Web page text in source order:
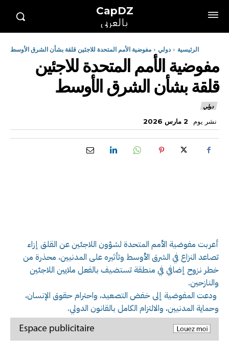
CapDZ
بالعربي
الرئيسية دولي مفوضية الأمم المتحدة للاجئين قلقة بشأن الشرق الأوسط
مفوضية الأمم المتحدة للاجئين
قلقة بشأن الشرق الأوسط
دولي
نشر يوم 2 مارس 2026
أعربت مفوضية الأمم المتحدة لشؤون اللاجئين عن القلق إزاء
تصاعد النزاع في الشرق الأوسط وتأثيره على المدنيين، محذرة من
خطر نزوح إضافي في منطقة تستضيف بالفعل ملايين اللاجئين
والنازحين.
ودعت المفوضية إلى خفض التصعيد، واحترام حقوق الإنسان،
وحماية المدنيين، والالتزام الكامل بالقانون الدولي.